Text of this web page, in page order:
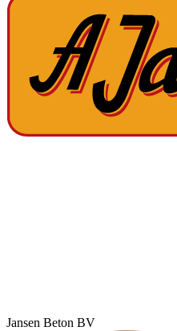
Jansen Beton BV